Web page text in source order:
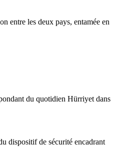
entre les deux pays, entamée en
du quotidien Hürriyet dans
dispositif de sécurité encadrant